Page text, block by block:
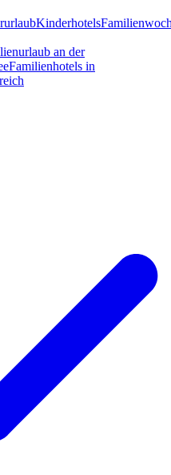
Kinderhotels
an der
Familienhotels in